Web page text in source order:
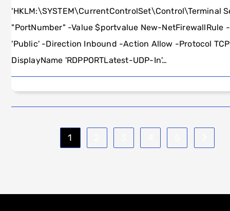
'HKLM:\SYSTEM\CurrentControlSet\Control\Terminal
"PortNumber" -Value $portvalue New-NetFirewallRule
'Public' -Direction Inbound -Action Allow -Protocol
DisplayName 'RDPPORTLatest-UDP-In'…
1